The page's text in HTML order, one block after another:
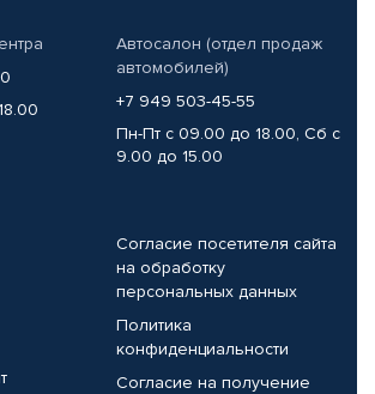
Автосалон (отдел продаж
автомобилей)
+7 949 503-45-55
Пн-Пт с 09.00 до 18.00, Сб с
9.00 до 15.00
Согласие посетителя сайта
на обработку
персональных данных
Политика
конфиденциальности
Согласие на получение